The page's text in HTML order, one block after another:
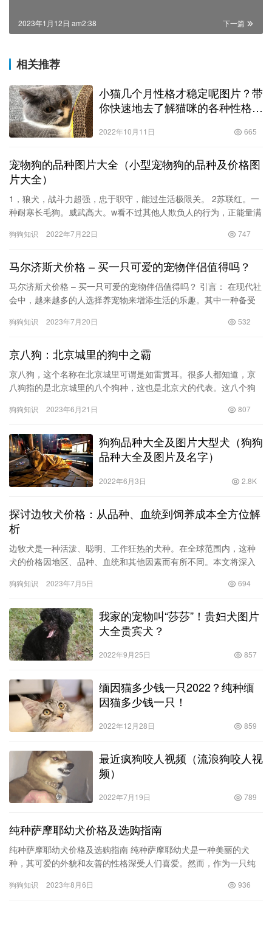
下一篇
2023年1月12日 am2:38
相关推荐
小猫几个月性格才稳定呢图片？带
你快速地去了解猫咪的各种性格，
2022年10月11日 665
宠物狗的品种图片大全（小型宠物狗的品种及价格图
片大全）
1，狼犬，战斗力超强，忠于职守，能过生活极限关。 2苏联红。一
种耐寒长毛狗。威武高大。w看不过其他人欺负人的行为，正能量满
狗狗知识 2022年7月22日 747
马尔济斯犬价格 – 买一只可爱的宠物伴侣值得吗？
马尔济斯犬价格 – 买一只可爱的宠物伴侣值得吗？ 引言： 在现代社
会中，越来越多的人选择养宠物来增添生活的乐趣。其中一种备受
狗狗知识 2023年7月20日 532
京八狗：北京城里的狗中之霸
京八狗，这个名称在北京城里可谓是如雷贯耳。很多人都知道，京
八狗指的是北京城里的八个狗种，这也是北京犬的代表。这八个狗
这八个…
狗狗知识 2023年6月21日 807
狗狗品种大全及图片大型犬（狗狗
品种大全及图片及名字）
2022年6月3日 2.8K
探讨边牧犬价格：从品种、血统到饲养成本全方位解
析
边牧犬是一种活泼、聪明、工作狂热的犬种。在全球范围内，这种
犬的价格因地区、品种、血统和其他因素而有所不同。本文将深入
品…
狗狗知识 2023年7月5日 694
我家的宠物叫“莎莎”！贵妇犬图片
大全贵宾犬？
2022年9月25日 857
缅因猫多少钱一只2022？纯种缅
因猫多少钱一只！
2022年12月28日 859
最近疯狗咬人视频（流浪狗咬人视
频）
2022年7月19日 789
纯种萨摩耶幼犬价格及选购指南
纯种萨摩耶幼犬价格及选购指南 纯种萨摩耶幼犬是一种美丽的犬
种，其可爱的外貌和友善的性格深受人们喜爱。然而，作为一只纯
在本文…
狗狗知识 2023年8月6日 936